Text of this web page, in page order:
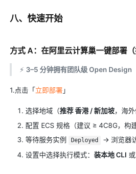
八、快速开始
方式 A：在阿里云计算巢一键部署（
⚡ 3–5 分钟拥有团队级 Open Design
1.点击「 立即部署」
选择地域（推荐 香港 / 新加坡，海
配置 ECS 规格（建议 ≥ 4C8G，构
等待服务实例
Deployed
→ 浏览器
设置中选择执行模式： 装本地 CLI